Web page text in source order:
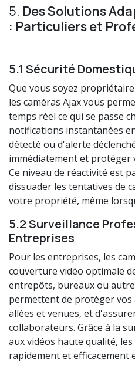
5. Des Solutions
: Particuliers et
5.1 Sécurité
Que vous soyez
les caméras Ajax vous
temps réel ce qui se passe
notifications instantanées
détecté ou d'alerte
immédiatement et protéger
Ce niveau de réactivité est
dissuader les tentatives de
votre propriété, même
5.2 Surveillance
Entreprises
Pour les entreprises, les
couverture vidéo optimale
entrepôts, bureaux ou
permettent de protéger vos
allées et venues, et
collaborateurs. Grâce à la
aux vidéos haute qualité,
rapidement et efficacement